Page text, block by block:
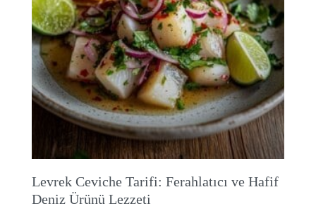
Levrek Ceviche Tarifi: Ferahlatıcı ve Hafif
Deniz Ürünü Lezzeti